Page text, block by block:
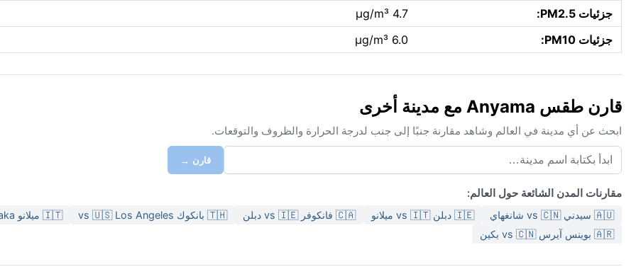
جزئيات PM2.5:
4.7 µg/m³
جزئيات PM10:
6.0 µg/m³
قارن طقس Anyama مع مدينة أخرى
ابحث عن أي مدينة في العالم وشاهد مقارنة جنبًا إلى جنب لدرجة الحرارة والظروف والتوقعات.
قارن →
مقارنات المدن الشائعة حول العالم:
🇦🇺 سيدني vs 🇨🇳 شانغهاي 🇮🇪 دبلن vs 🇮🇹 ميلانو 🇨🇦 فانكوفر vs 🇮🇪 دبلن 🇹🇭 بانكوك vs 🇺🇸 Los Angeles
🇮🇹 ميلانو vs 🇯🇵 Osaka
🇦🇷 بوينس آيرس vs 🇨🇳 بكين